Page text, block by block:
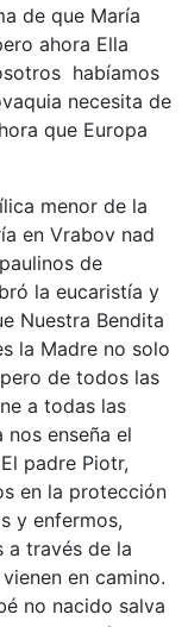
de que María
ahora Ella
habíamos
necesita de
que Europa
menor de la
en Vrabov nad
de
la eucaristía y
Nuestra Bendita
la Madre no solo
de todos las
a todas las
enseña el
padre Piotr,
en la protección
y enfermos,
a través de la
en camino.
no nacido salva